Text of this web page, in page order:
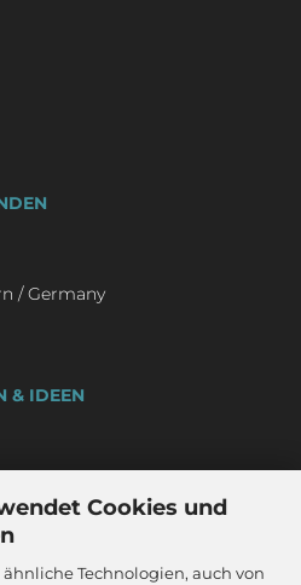
Cookies und
Technologien, auch von
/ Germany
& IDEEN